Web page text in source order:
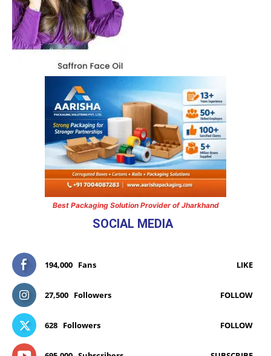
Best Packaging Solution Provider of Jharkhand
SOCIAL MEDIA
194,000 Fans LIKE
27,500 Followers FOLLOW
628 Followers FOLLOW